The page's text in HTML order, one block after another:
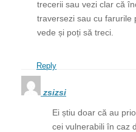
trecerii sau vezi clar că
traversezi sau cu farurile
vede și poți să treci.
Reply
zsizsi
Ei știu doar că au
cei vulnerabili în caz